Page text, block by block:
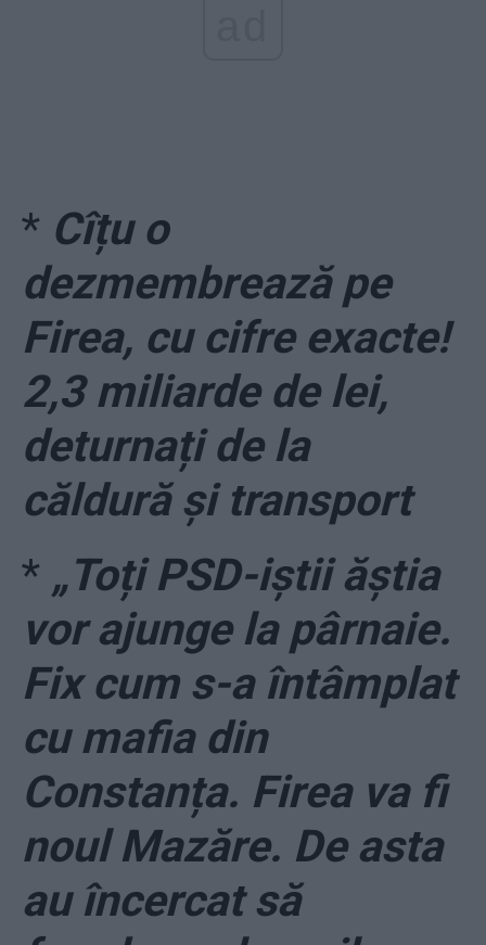
* Cîțu o
dezmembrează pe
Firea, cu cifre exacte!
2,3 miliarde de lei,
deturnați de la
căldură și transport
* „Toți PSD-iștii ăștia
vor ajunge la pârnaie.
Fix cum s-a întâmplat
cu mafia din
Constanța. Firea va fi
noul Mazăre. De asta
au încercat să